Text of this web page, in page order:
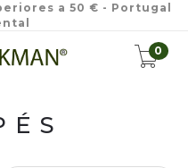
a 50 € - Portugal
0